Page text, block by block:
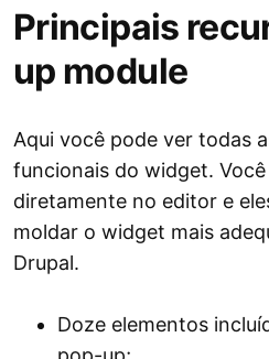
Principais
up module
Aqui você pode ver todas
funcionais do widget.
diretamente no editor e
moldar o widget mais
Drupal.
Doze elementos